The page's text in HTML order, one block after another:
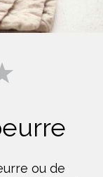
ou de